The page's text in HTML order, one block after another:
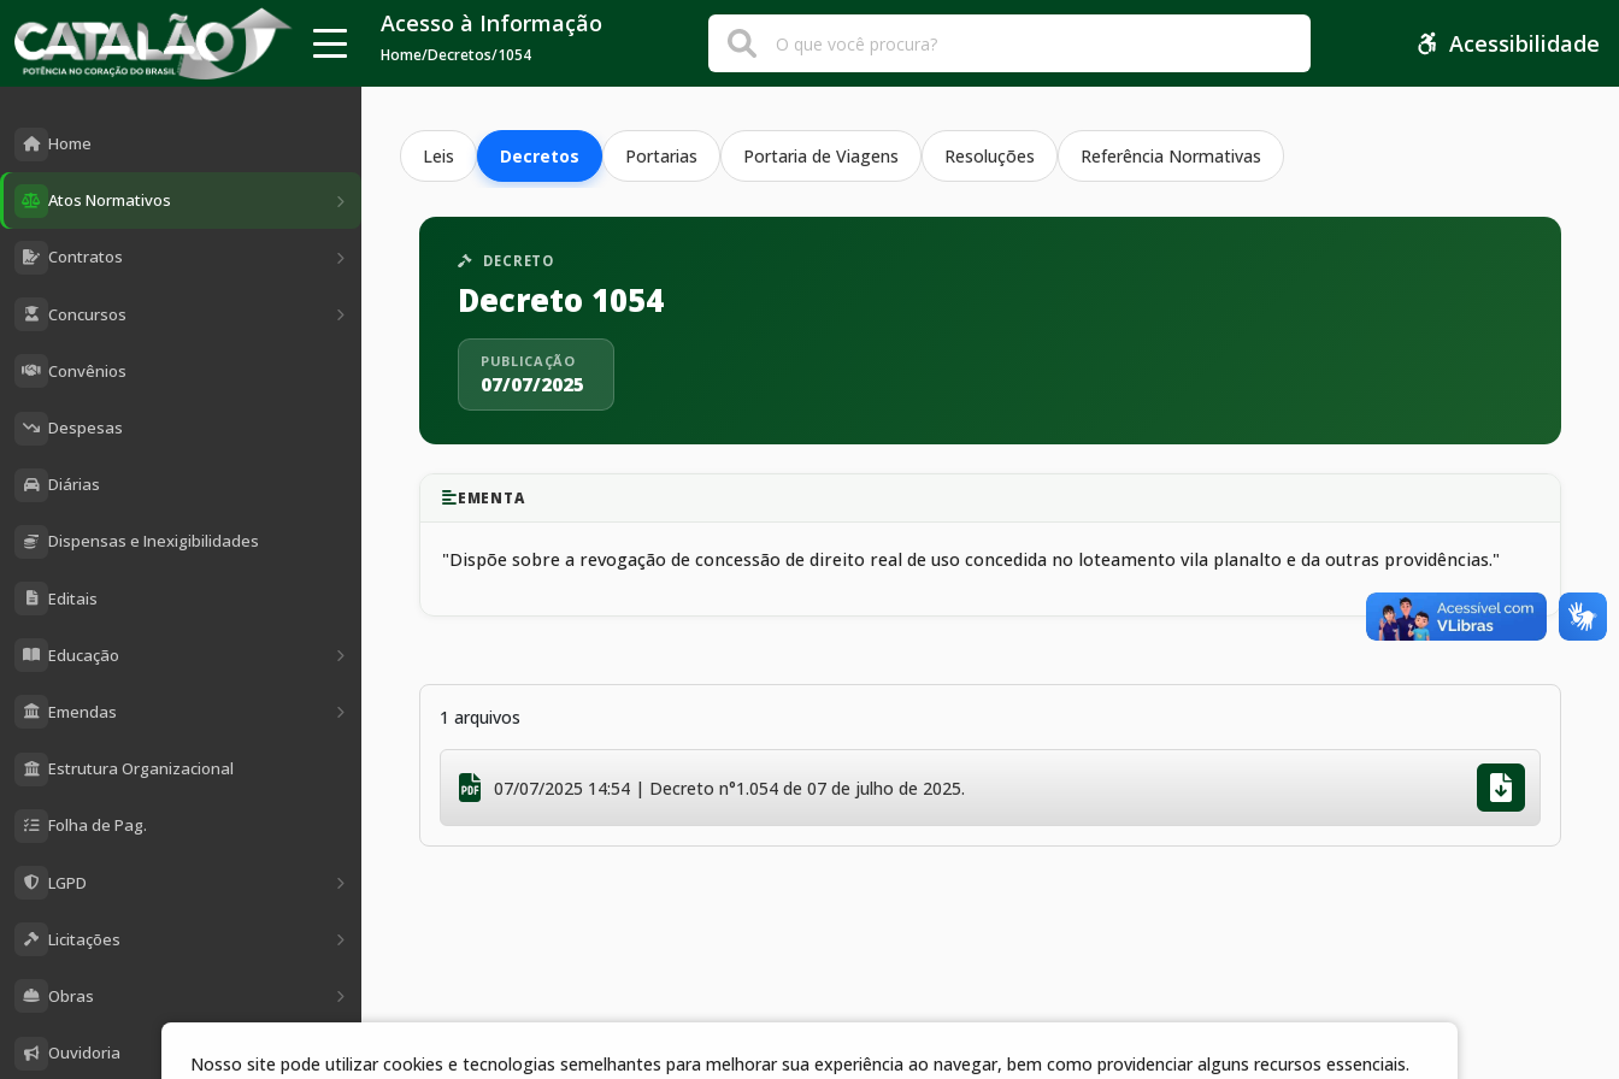
Home
Atos Normativos
Contratos
Concursos
Convênios
Despesas
Diárias
Dispensas e Inexigibilidades
Editais
Educação
Emendas
Estrutura Organizacional
Folha de Pag.
LGPD
Licitações
Obras
Ouvidoria
Acesso à Informação
Home/Decretos/1054 Acessibilidade
Leis Decretos Portarias Portaria de Viagens Resoluções Referência Normativas
DECRETO
Decreto 1054
PUBLICAÇÃO
07/07/2025
EMENTA
"Dispõe sobre a revogação de concessão de direito real de uso concedida no loteamento vila planalto e da outras providências."
1 arquivos
07/07/2025 14:54 | Decreto n°1.054 de 07 de julho de 2025.
Nosso site pode utilizar cookies e tecnologias semelhantes para melhorar sua experiência ao navegar, bem como providenciar alguns recursos essenciais.